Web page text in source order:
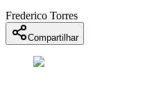
Frederico Torres
Compartilhar